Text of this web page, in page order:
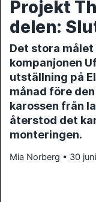
Projekt
delen:
Det stora målet
kompanjonen
utställning på
månad före
karossen från
återstod det
monteringen.
Mia Norberg • 30